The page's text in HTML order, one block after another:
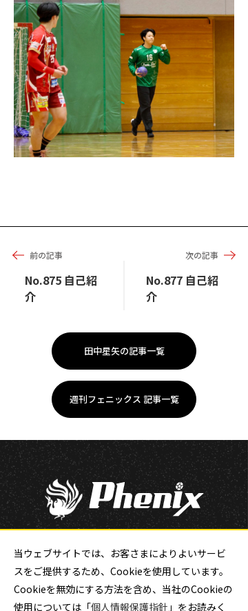
前の記事 次の記事
No.875 自己紹
介
No.877 自己紹
介
田中星矢の記事一覧
週刊フェニックス 記事一覧
大同特殊鋼ハンドボール部
チケット
当ウェブサイトでは、お客さまによりよいサービ
スをご提供するため、Cookieを使用しています。
Cookieを無効にする方法を含め、当社のCookieの
使用については「個人情報保護指針 」をお読みく